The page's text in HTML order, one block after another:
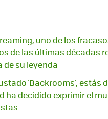
uno de los
de las últimas décadas
de su leyenda
'Backrooms', estás
ha decidido exprimir el